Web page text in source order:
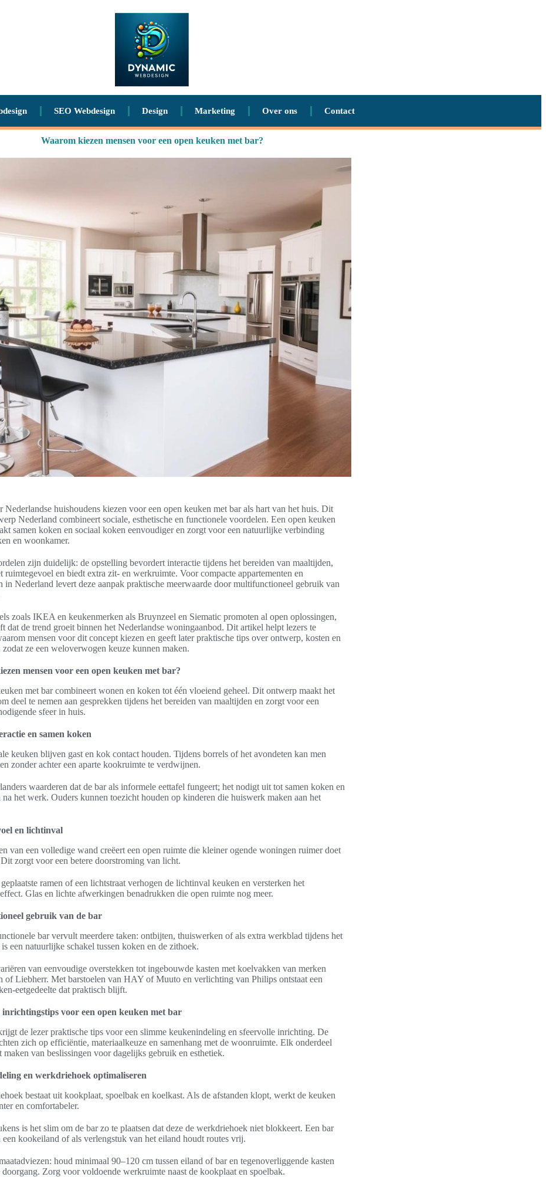
SEO Webdesign Design Marketing Over ons Contact
Waarom kiezen mensen voor een open keuken met bar?
Nederlandse huishoudens kiezen voor een open keuken met bar als hart van het huis. Dit
Nederland combineert sociale, esthetische en functionele voordelen. Een open keuken
samen koken en sociaal koken eenvoudiger en zorgt voor een natuurlijke verbinding
en woonkamer.
zijn duidelijk: de opstelling bevordert interactie tijdens het bereiden van maaltijden,
ruimtegevoel en biedt extra zit- en werkruimte. Voor compacte appartementen en
in Nederland levert deze aanpak praktische meerwaarde door multifunctioneel gebruik van
zoals IKEA en keukenmerken als Bruynzeel en Siematic promoten al open oplossingen,
dat de trend groeit binnen het Nederlandse woningaanbod. Dit artikel helpt lezers te
mensen voor dit concept kiezen en geeft later praktische tips over ontwerp, kosten en
zodat ze een weloverwogen keuze kunnen maken.
mensen voor een open keuken met bar?
met bar combineert wonen en koken tot één vloeiend geheel. Dit ontwerp maakt het
deel te nemen aan gesprekken tijdens het bereiden van maaltijden en zorgt voor een
sfeer in huis.
en samen koken
keuken blijven gast en kok contact houden. Tijdens borrels of het avondeten kan men
zonder achter een aparte kookruimte te verdwijnen.
waarderen dat de bar als informele eettafel fungeert; het nodigt uit tot samen koken en
na het werk. Ouders kunnen toezicht houden op kinderen die huiswerk maken aan het
en lichtinval
van een volledige wand creëert een open ruimte die kleiner ogende woningen ruimer doet
zorgt voor een betere doorstroming van licht.
ramen of een lichtstraat verhogen de lichtinval keuken en versterken het
Glas en lichte afwerkingen benadrukken die open ruimte nog meer.
gebruik van de bar
bar vervult meerdere taken: ontbijten, thuiswerken of als extra werkblad tijdens het
een natuurlijke schakel tussen koken en de zithoek.
van eenvoudige overstekken tot ingebouwde kasten met koelvakken van merken
of Liebherr. Met barstoelen van HAY of Muuto en verlichting van Philips ontstaat een
eetgedeelte dat praktisch blijft.
inrichtingstips voor een open keuken met bar
de lezer praktische tips voor een slimme keukenindeling en sfeervolle inrichting. De
zich op efficiëntie, materiaalkeuze en samenhang met de woonruimte. Elk onderdeel
maken van beslissingen voor dagelijks gebruik en esthetiek.
en werkdriehoek optimaliseren
bestaat uit kookplaat, spoelbak en koelkast. Als de afstanden klopt, werkt de keuken
en comfortabeler.
is het slim om de bar zo te plaatsen dat deze de werkdriehoek niet blokkeert. Een bar
een kookeiland of als verlengstuk van het eiland houdt routes vrij.
houd minimaal 90–120 cm tussen eiland of bar en tegenoverliggende kasten
Zorg voor voldoende werkruimte naast de kookplaat en spoelbak.